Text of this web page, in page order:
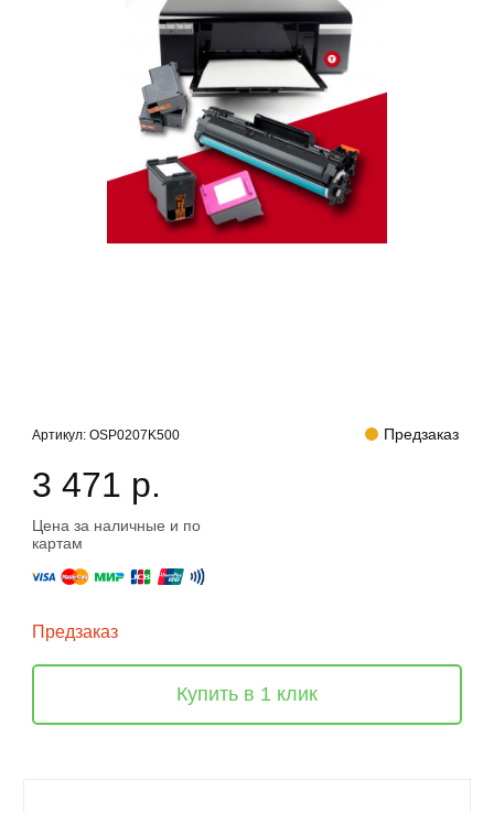
Артикул:OSP0207K500 Предзаказ
3 471 р.
Цена за наличные и по
картам
Предзаказ
Купить в 1 клик